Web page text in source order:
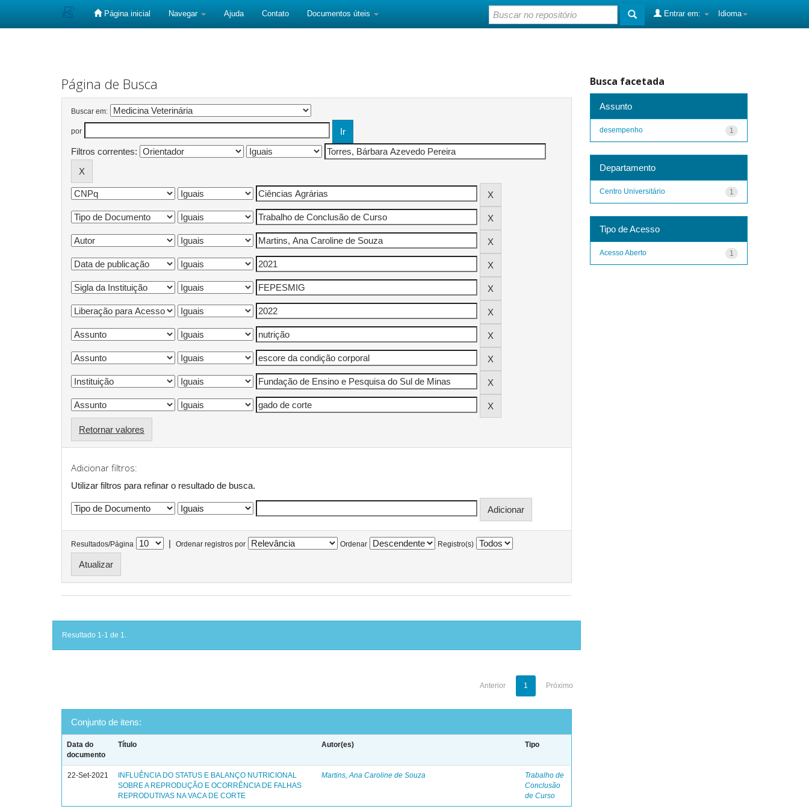
Página inicial Navegar Ajuda Contato Documentos úteis Idioma
Entrar em:
Página de Busca
Buscar em:
por
Filtros correntes:
Retornar valores
Adicionar filtros:
Utilizar filtros para refinar o resultado de busca.
Resultados/Página | Ordenar registros por Ordenar Registro(s)
Resultado 1-1 de 1.
Anterior 1 Próximo
Conjunto de itens:
Data do
documento
Título Autor(es) Tipo
22-Set-2021
INFLUÊNCIA DO STATUS E BALANÇO NUTRICIONAL
SOBRE A REPRODUÇÃO E OCORRÊNCIA DE FALHAS
REPRODUTIVAS NA VACA DE CORTE
Martins, Ana Caroline de Souza
Trabalho de
Conclusão
de Curso
Busca facetada
Assunto
1
desempenho
Departamento
1
Centro Universitário
Tipo de Acesso
1
Acesso Aberto